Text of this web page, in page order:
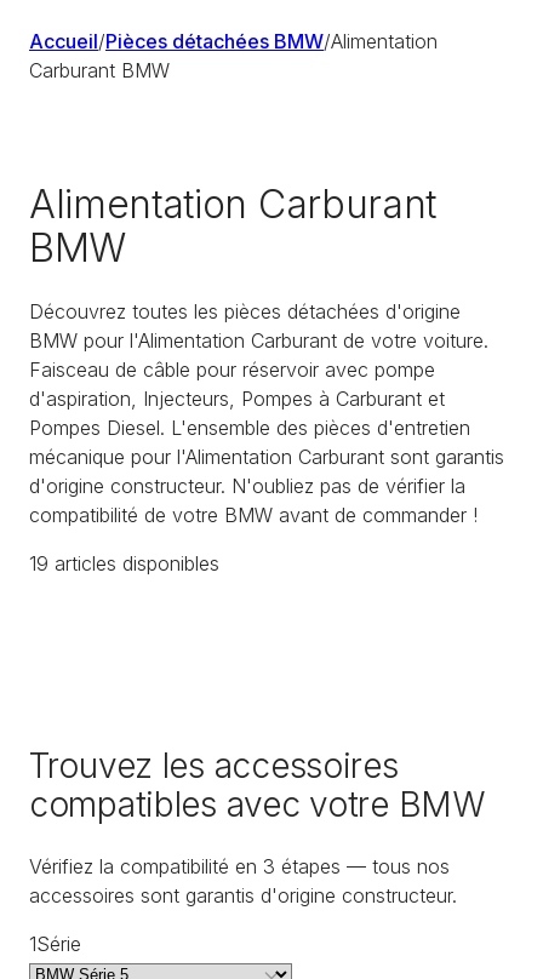
Accueil/Pièces détachées BMW/Alimentation
Carburant BMW
Alimentation Carburant
BMW
Découvrez toutes les pièces détachées d'origine
BMW pour l'Alimentation Carburant de votre voiture.
Faisceau de câble pour réservoir avec pompe
d'aspiration, Injecteurs, Pompes à Carburant et
Pompes Diesel. L'ensemble des pièces d'entretien
mécanique pour l'Alimentation Carburant sont garantis
d'origine constructeur. N'oubliez pas de vérifier la
compatibilité de votre BMW avant de commander !
19 articles disponibles
Trouvez les accessoires
compatibles avec votre BMW
Vérifiez la compatibilité en 3 étapes — tous nos
accessoires sont garantis d'origine constructeur.
1Série